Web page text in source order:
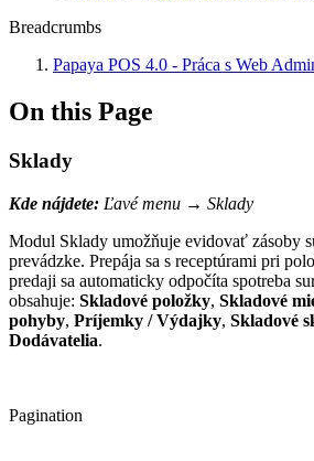
Breadcrumbs
Papaya POS 4.0 - Práca s Web
On this Page
Sklady
Kde nájdete: Ľavé menu → Sklady
Modul Sklady umožňuje evidovať zásoby
prevádzke. Prepája sa s receptúrami pri
predaji sa automaticky odpočíta spotreba
obsahuje: Skladové položky, Skladové
pohyby, Príjemky / Výdajky, Skladové
Dodávatelia.
Pagination